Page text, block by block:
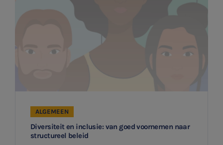
SNEL UW ANTWOORD VINDEN
Zonder gedoe
Typ hieronder uw zoekterm
Meest gezochte onderwerpen
WKR
Aanmelden topic-meldingen
Diversiteit en inclusie: van goed voornemen naar
structureel beleid
ALGEMEEN